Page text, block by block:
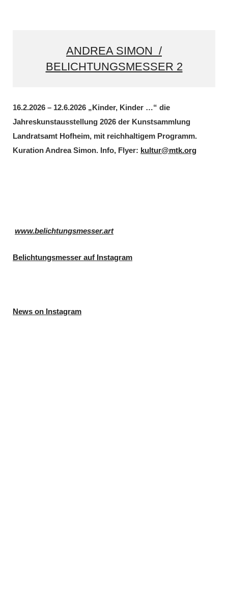
ANDREA SIMON /
BELICHTUNGSMESSER 2
16.2.2026 – 12.6.2026 „Kinder, Kinder …“ die
Jahreskunstausstellung 2026 der Kunstsammlung
Landratsamt Hofheim, mit reichhaltigem Programm.
Kuration Andrea Simon. Info, Flyer: kultur@mtk.org
www.belichtungsmesser.art
Belichtungsmesser auf Instagram
News on Instagram